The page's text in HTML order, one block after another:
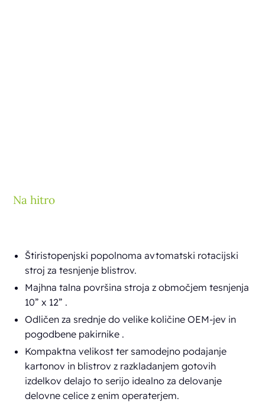
Na hitro
Štiristopenjski popolnoma avtomatski rotacijski
stroj za tesnjenje blistrov.
Majhna talna površina stroja z območjem tesnjenja
10” x 12” .
Odličen za srednje do velike količine OEM-jev in
pogodbene pakirnike .
Kompaktna velikost ter samodejno podajanje
kartonov in blistrov z razkladanjem gotovih
izdelkov delajo to serijo idealno za delovanje
delovne celice z enim operaterjem.